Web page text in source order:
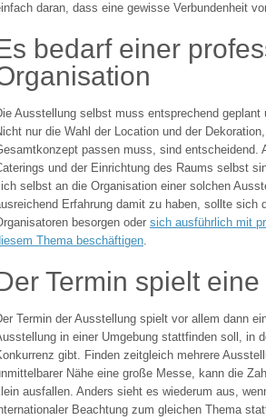
daran, dass eine gewisse Verbundenheit
bedarf einer
Ausstellung selbst muss entsprechend geplant
nur die Wahl der Location und der
passen muss, sind entscheidend.
und der Einrichtung des Raums selbst
selbst an die Organisation einer solchen
Erfahrung damit zu haben, sollte sich
besorgen oder sich ausführlich mit
Thema beschäftigen.
Termin spielt
Termin der Ausstellung spielt vor allem dann
in einer Umgebung stattfinden soll, in
gibt. Finden zeitgleich mehrere
Nähe eine große Messe, kann die
ausfallen. Anders sieht es wiederum aus,
Beachtung zum gleichen Thema